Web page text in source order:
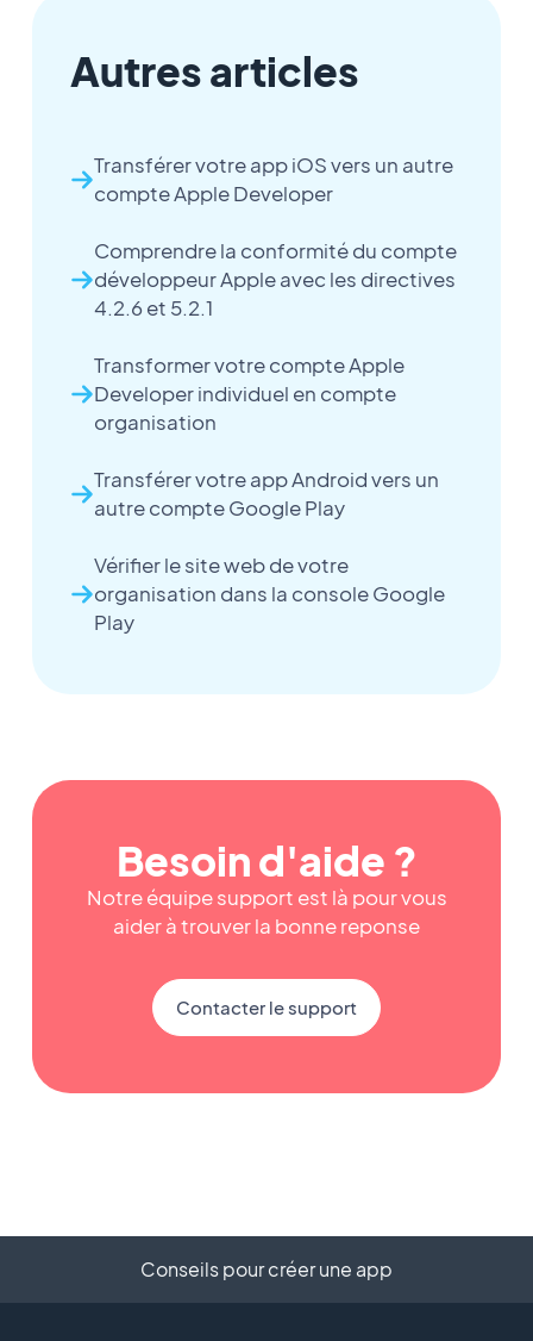
Autres articles
Transférer votre app iOS vers un autre
compte Apple Developer
Comprendre la conformité du compte
développeur Apple avec les directives
4.2.6 et 5.2.1
Transformer votre compte Apple
Developer individuel en compte
organisation
Transférer votre app Android vers un
autre compte Google Play
Vérifier le site web de votre
organisation dans la console Google
Play
Besoin d'aide ?
Notre équipe support est là pour vous
aider à trouver la bonne reponse
Contacter le support
Conseils pour créer une app